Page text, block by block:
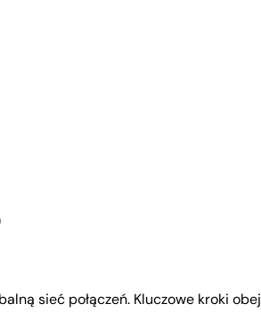
sieć połączeń. Kluczowe kroki